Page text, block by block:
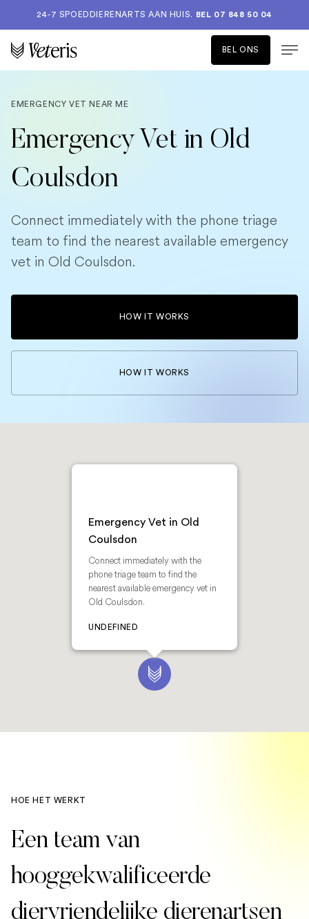
24-7 SPOEDDIERENARTS AAN HUIS. BEL 07 848 50 04
BEL ONS
EMERGENCY VET NEAR ME
Emergency Vet in Old
Coulsdon
Connect immediately with the phone triage
team to find the nearest available emergency
vet in Old Coulsdon.
HOW IT WORKS
HOW IT WORKS
Emergency Vet in Old
Coulsdon
Connect immediately with the
phone triage team to find the
nearest available emergency vet in
Old Coulsdon.
UNDEFINED
HOE HET WERKT
Een team van
hooggekwalificeerde
diervriendelijke dierenartsen